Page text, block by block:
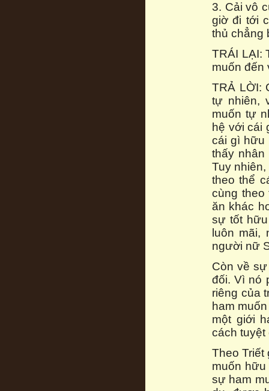
3. Cải vô
giờ đi tới
thủ chẳng
TRÁI LẠI:
muốn đến
TRẢ LỜI:
tự nhiên,
muốn tự
hệ với cái
cái gì hữu
thấy
Tuy
theo thể
cùng theo
ăn khác
sự tốt
luôn mãi,
người nữ
Còn về
đối. Vì nó
riêng của
ham
một giới
cách
Theo Triết
muốn
sự ham